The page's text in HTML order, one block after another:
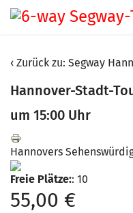
Zurück zu: Segway
Hannover-Stadt-
um 15:00 Uhr
Hannovers
Freie Plätze:: 10
55,00 €